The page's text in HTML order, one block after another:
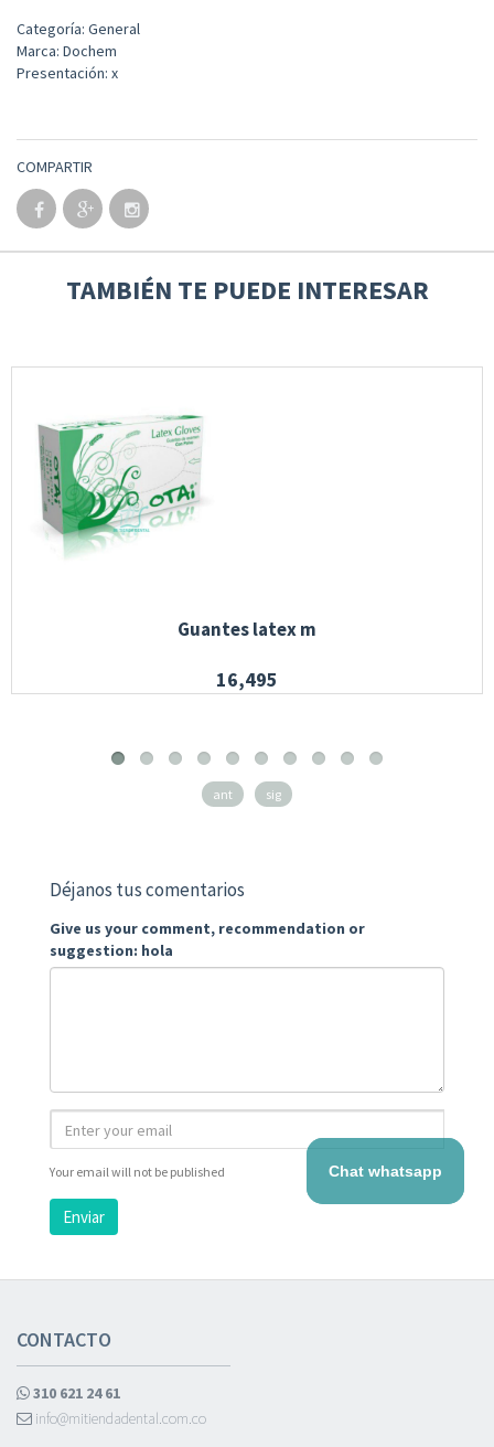
Categoría: General
Marca: Dochem
Presentación: x
COMPARTIR
TAMBIÉN TE PUEDE INTERESAR
Guantes latex m
16,495
ant sig
Déjanos tus comentarios
Give us your comment, recommendation or
suggestion: hola
Your email will not be published
Enviar
CONTACTO
310 621 24 61
info@mitiendadental.com.co
Chat whatsapp